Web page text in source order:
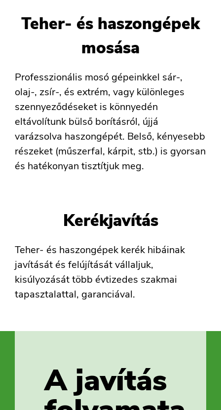
Teher- és haszongépek
mosása
Professzionális mosó gépeinkkel sár-,
olaj-, zsír-, és extrém, vagy különleges
szennyeződéseket is könnyedén
eltávolítunk bülső borításról, újjá
varázsolva haszongépét. Belső, kényesebb
részeket (műszerfal, kárpit, stb.) is gyorsan
és hatékonyan tisztítjuk meg.
Kerékjavítás
Teher- és haszongépek kerék hibáinak
javítását és felújítását vállaljuk,
kisúlyozását több évtizedes szakmai
tapasztalattal, garanciával.
A javítás